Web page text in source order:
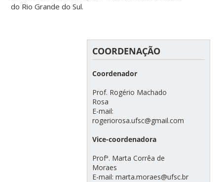
do Rio Grande do Sul.
COORDENAÇÃO
Coordenador
Prof. Rogério Machado
Rosa⠀⠀⠀⠀⠀⠀⠀⠀
E-mail:
rogeriorosa.ufsc@gmail.com⠀⠀⠀⠀
Vice-coordenadora
Profª. Marta Corrêa de
Moraes⠀⠀⠀⠀⠀⠀
E-mail: marta.moraes@ufsc.br